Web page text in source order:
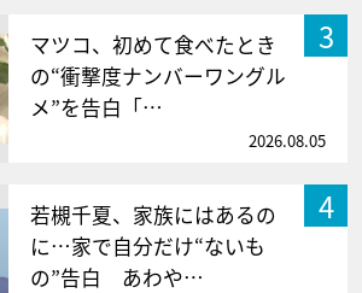
3
マツコ、初めて食べたとき
の“衝撃度ナンバーワングル
メ”を告白「…
2026.08.05
4
若槻千夏、家族にはあるの
に…家で自分だけ“ないも
の”告白 あわや…